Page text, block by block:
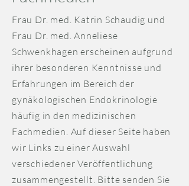
Frau Dr. med. Katrin Schaudig und
Frau Dr. med. Anneliese
Schwenkhagen erscheinen aufgrund
ihrer besonderen Kenntnisse und
Erfahrungen im Bereich der
gynäkologischen Endokrinologie
häufig in den medizinischen
Fachmedien. Auf dieser Seite haben
wir Links zu einer Auswahl
verschiedener Veröffentlichung
zusammengestellt. Bitte senden Sie